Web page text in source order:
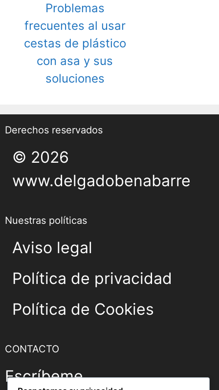
Problemas
frecuentes al usar
cestas de plástico
con asa y sus
soluciones
Derechos reservados
© 2026
www.delgadobenabarre
Nuestras políticas
Aviso legal
Política de privacidad
Política de Cookies
CONTACTO
Escríbeme